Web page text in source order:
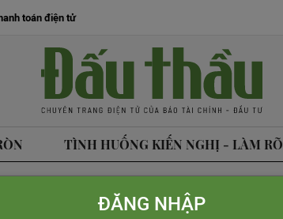
toán điện tử
TÌNH HUỐNG KIẾN NGHỊ - LÀM RÕ
ĐĂNG NHẬP